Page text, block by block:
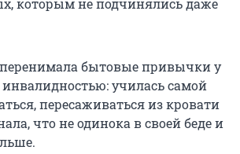
которым не подчинялись даже
перенимала бытовые привычки у
училась самой
пересаживаться из кровати
что не одинока в своей беде и